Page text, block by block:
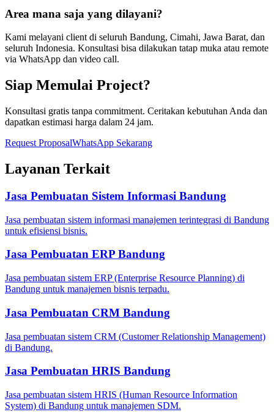
Area mana saja yang dilayani?
Kami melayani client di seluruh Bandung, Cimahi, Jawa Barat, dan
seluruh Indonesia. Konsultasi bisa dilakukan tatap muka atau remote
via WhatsApp dan video call.
Siap Memulai Project?
Konsultasi gratis tanpa commitment. Ceritakan kebutuhan Anda dan
dapatkan estimasi harga dalam 24 jam.
Request ProposalWhatsApp Sekarang
Layanan Terkait
Jasa Pembuatan Sistem Informasi Bandung
Jasa pembuatan sistem informasi manajemen terintegrasi di Bandung
untuk efisiensi bisnis.
Jasa Pembuatan ERP Bandung
Jasa pembuatan sistem ERP (Enterprise Resource Planning) di
Bandung untuk manajemen bisnis terpadu.
Jasa Pembuatan CRM Bandung
Jasa pembuatan sistem CRM (Customer Relationship Management)
di Bandung.
Jasa Pembuatan HRIS Bandung
Jasa pembuatan sistem HRIS (Human Resource Information
System) di Bandung untuk manajemen SDM.